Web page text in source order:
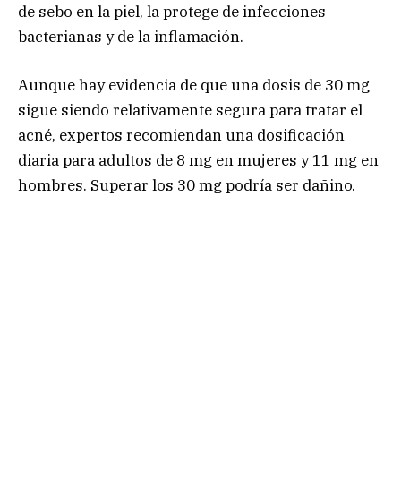
de sebo en la piel, la protege de infecciones
bacterianas y de la inflamación.
Aunque hay evidencia de que una dosis de 30 mg
sigue siendo relativamente segura para tratar el
acné, expertos recomiendan una dosificación
diaria para adultos de 8 mg en mujeres y 11 mg en
hombres. Superar los 30 mg podría ser dañino.